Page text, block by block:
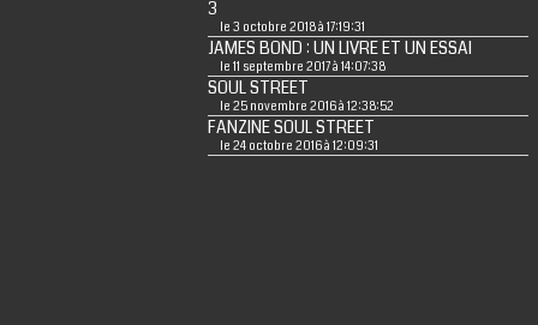
3
le 3 octobre 2018 à 17:19:31
JAMES BOND : UN LIVRE ET UN ESSAI
le 11 septembre 2017 à 14:07:38
SOUL STREET
le 25 novembre 2016 à 12:38:52
FANZINE SOUL STREET
le 24 octobre 2016 à 12:09:31